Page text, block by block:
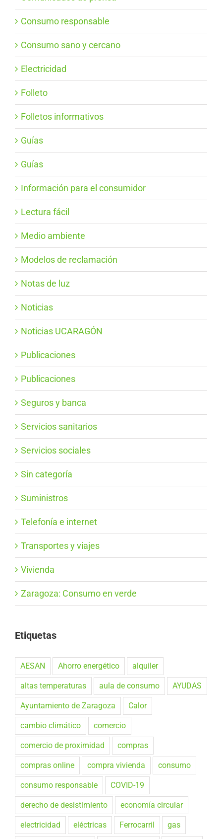
Consumo responsable
Consumo sano y cercano
Electricidad
Folleto
Folletos informativos
Guías
Guías
Información para el consumidor
Lectura fácil
Medio ambiente
Modelos de reclamación
Notas de luz
Noticias
Noticias UCARAGÓN
Publicaciones
Publicaciones
Seguros y banca
Servicios sanitarios
Servicios sociales
Sin categoría
Suministros
Telefonía e internet
Transportes y viajes
Vivienda
Zaragoza: Consumo en verde
Etiquetas
AESAN Ahorro energético alquiler
altas temperaturas aula de consumo AYUDAS
Ayuntamiento de Zaragoza Calor
cambio climático comercio
comercio de proximidad compras
compras online compra vivienda consumo
consumo responsable COVID-19
derecho de desistimiento economía circular
electricidad eléctricas Ferrocarril gas